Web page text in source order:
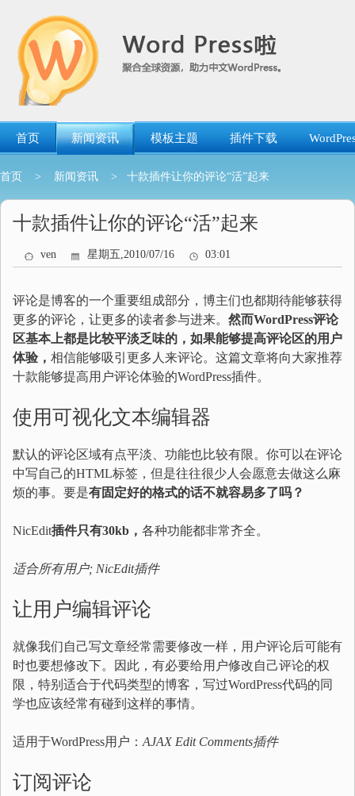
首页 新闻资讯 模板主题 插件下载
首页 > 新闻资讯 > 十款插件让你的评论“活”起来
十款插件让你的评论“活”起来
ven 星期五,2010/07/16 03:01
评论是博客的一个重要组成部分，博主们也都期待能够获得
更多的评论，让更多的读者参与进来。 然而WordPress评论
区基本上都是比较平淡乏味的，如果能够提高评论区的用户
体验， 相信能够吸引更多人来评论。这篇文章将向大家推荐
十款能够提高用户评论体验的WordPress插件。
使用可视化文本编辑器
默认的评论区域有点平淡、功能也比较有限。你可以在评论
中写自己的HTML标签，但是往往很少人会愿意去做这么麻
烦的事。要是有固定好的格式的话不就容易多了吗？
NicEdit插件只有30kb， 各种功能都非常齐全。
适合所有用户; NicEdit插件
让用户编辑评论
就像我们自己写文章经常需要修改一样，用户评论后可能有
时也要想修改下。因此，有必要给用户修改自己评论的权
限，特别适合于代码类型的博客，写过WordPress代码的同
学也应该经常有碰到这样的事情。
适用于WordPress用户： AJAX Edit Comments插件
订阅评论